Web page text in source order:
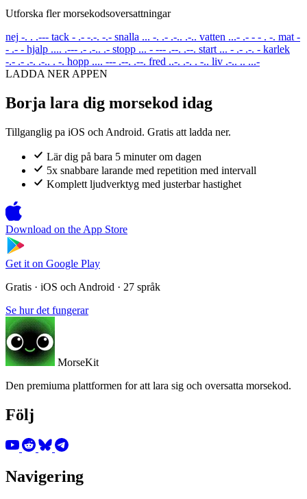
Utforska fler morsekodsoversattningar
nej -. . .--- tack - .- -.-. -.- snalla ... -. .- .-.. .-.. vatten ...- .- - - . -. mat -
- .- - hjalp .... .--- .- .-.. .- stopp ... - --- .--. .--. start ... - .- .-. - karlek
-.- .- .-. .-.. . -. hopp .... --- .--. .--. fred ..-. .-. . -.. liv .-.. .. ...-
LADDA NER APPEN
Borja lara dig morsekod idag
Tillganglig pa iOS och Android. Gratis att ladda ner.
Lär dig på bara 5 minuter om dagen
5x snabbare larande med repetition med intervall
Komplett ljudverktyg med justerbar hastighet
Download on the App Store
Get it on Google Play
Gratis · iOS och Android · 27 språk
Se hur det fungerar
MorseKit
Den premiuma plattformen for att lara sig och oversatta morsekod.
Följ
Navigering